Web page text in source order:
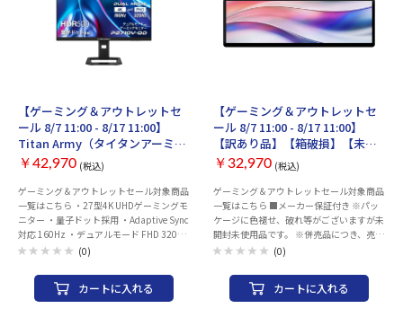
・ベースモジュール：316.6g ・15xKey
IPS Displayモジュール：185g ・5xFader
Module：98g ・2xRoller Module：60g ＜
保証期間＞ ・２年
【ゲーミング＆アウトレットセ
ール 8/7 11:00 - 8/17 11:00】
Titan Army（タイタンアーミ
ー）27インチ 量子ドット採用 4K
UHDゲーミングモニター デュア
ルモード FHD 320Hz対応 応答速
度 P2710V-QD
￥42,970 (税込)
ゲーミング＆アウトレットセール対象商品
一覧はこちら ・27型4K UHDゲーミングモ
ニター ・量子ドット採用 ・Adaptive Sync
対応 160Hz ・デュアルモード FHD 320Hz
動作に対応 ・HDMI 2.1 VRR対応 ・フリッ
上下昇降可能なスタンド
(0)
カートに入れる
【ゲーミング＆アウトレットセ
ール 8/7 11:00 - 8/17 11:00】
【訳あり品】【箱破損】【未開
封・未使用】Corsair XENEON
EDGE 14.5 LCD Touchscreen
[CC-9011306-WW]（メーカー保
証付き）
￥32,970 (税込)
ゲーミング＆アウトレットセール対象商品
一覧はこちら ■メーカー保証付き ※パッ
ケージに色褪せ、破れ等がございますが未
開封未使用品です。 ※併売品につき、売り
切れの際はご容赦ください。 パネル：
チ） 最大解像度：2560×720 リフレッシ
ュレート：60Hz 輝度：350cd/m2 映像入
力端子：HDMI×1、USB Type-C×1（DP
(0)
カートに入れる